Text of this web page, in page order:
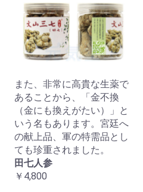
また、非常に高貴な生薬で
あることから、「金不換
（金にも換えがたい）」と
いう名もあります。宮廷へ
の献上品、軍の特需品とし
ても珍重されました。
田七人参
￥4,800